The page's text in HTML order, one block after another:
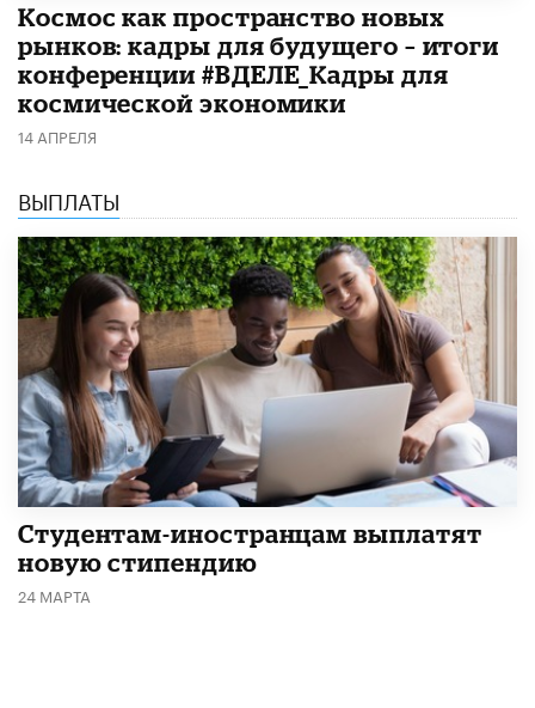
Космос как пространство новых
рынков: кадры для будущего – итоги
конференции #ВДЕЛЕ_Кадры для
космической экономики
14 АПРЕЛЯ
ВЫПЛАТЫ
Студентам-иностранцам выплатят
новую стипендию
24 МАРТА